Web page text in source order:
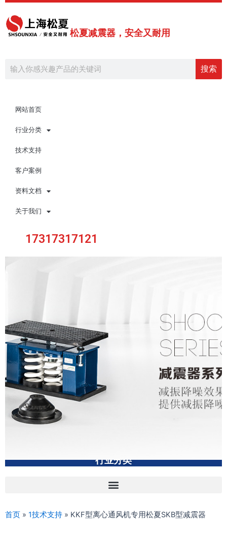
跳
内
松夏减震器，安全又耐用
搜索
网站首页
行业分类
技术支持
客户案例
资料文档
关于我们
17317317121
行业分类
首页 » 1技术支持 » KKF型离心通风机专用松夏SKB型减震器